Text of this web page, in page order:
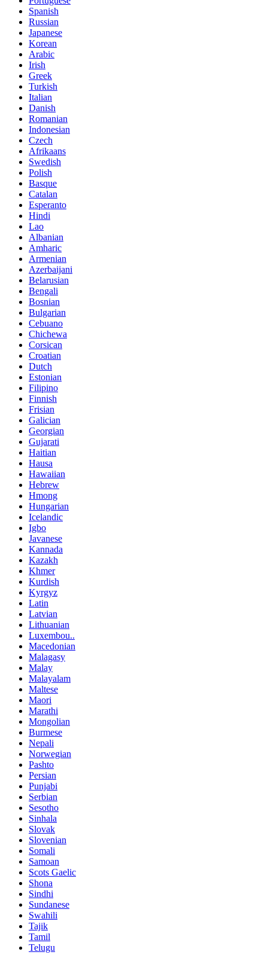
Spanish
Russian
Japanese
Korean
Arabic
Irish
Greek
Turkish
Italian
Danish
Romanian
Indonesian
Czech
Afrikaans
Swedish
Polish
Basque
Catalan
Esperanto
Hindi
Lao
Albanian
Amharic
Armenian
Azerbaijani
Belarusian
Bengali
Bosnian
Bulgarian
Cebuano
Chichewa
Corsican
Croatian
Dutch
Estonian
Filipino
Finnish
Frisian
Galician
Georgian
Gujarati
Haitian
Hausa
Hawaiian
Hebrew
Hmong
Hungarian
Icelandic
Igbo
Javanese
Kannada
Kazakh
Khmer
Kurdish
Kyrgyz
Latin
Latvian
Lithuanian
Luxembou..
Macedonian
Malagasy
Malay
Malayalam
Maltese
Maori
Marathi
Mongolian
Burmese
Nepali
Norwegian
Pashto
Persian
Punjabi
Serbian
Sesotho
Sinhala
Slovak
Slovenian
Somali
Samoan
Scots Gaelic
Shona
Sindhi
Sundanese
Swahili
Tajik
Tamil
Telugu